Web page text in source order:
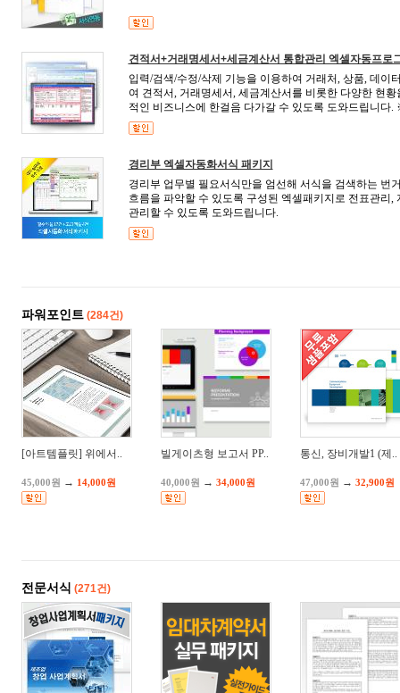
견적서+거래명세서+세금계산서 통합관리 엑셀자동프로
입력/검색/수정/삭제 기능을 이용하여 거래처, 상품, 데이
여 견적서, 거래명세서, 세금계산서를 비롯한 다양한 현
적인 비즈니스에 한걸음 다가갈 수 있도록 도와드립니다
경리부 엑셀자동화서식 패키지
경리부 업무별 필요서식만을 엄선해 서식을 검색하는 번
흐름을 파악할 수 있도록 구성된 엑셀패키지로 전표관리
관리할 수 있도록 도와드립니다.
파워포인트 (284건)
[아트템플릿] 위에서..
45,000원 → 14,000원
빌게이츠형 보고서 PP..
40,000원 → 34,000원
통신, 장비개발1 (제..
47,000원 → 32,900원
전문서식 (271건)